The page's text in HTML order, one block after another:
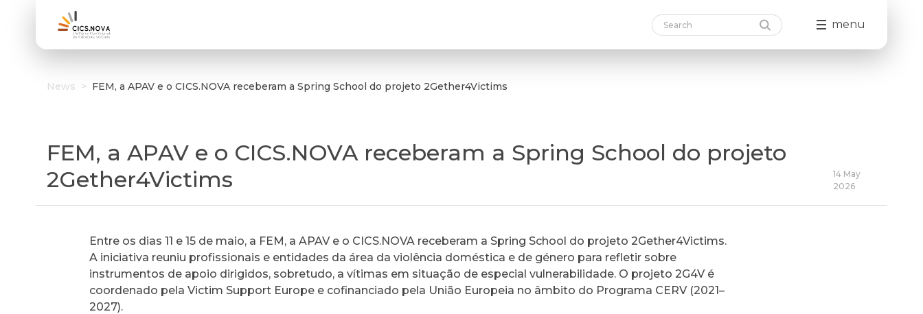
menu
News > FEM, a APAV e o CICS.NOVA receberam a Spring School do projeto 2Gether4Victims
FEM, a APAV e o CICS.NOVA receberam a Spring School do projeto
2Gether4Victims
14 May
2026
Entre os dias 11 e 15 de maio, a FEM, a APAV e o CICS.NOVA receberam a Spring School do projeto 2Gether4Victims.
A iniciativa reuniu profissionais e entidades da área da violência doméstica e de género para refletir sobre
instrumentos de apoio dirigidos, sobretudo, a vítimas em situação de especial vulnerabilidade. O projeto 2G4V é
coordenado pela Victim Support Europe e cofinanciado pela União Europeia no âmbito do Programa CERV (2021–
2027).